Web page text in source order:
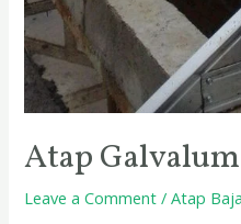
Atap
Leave a Comment /Atap